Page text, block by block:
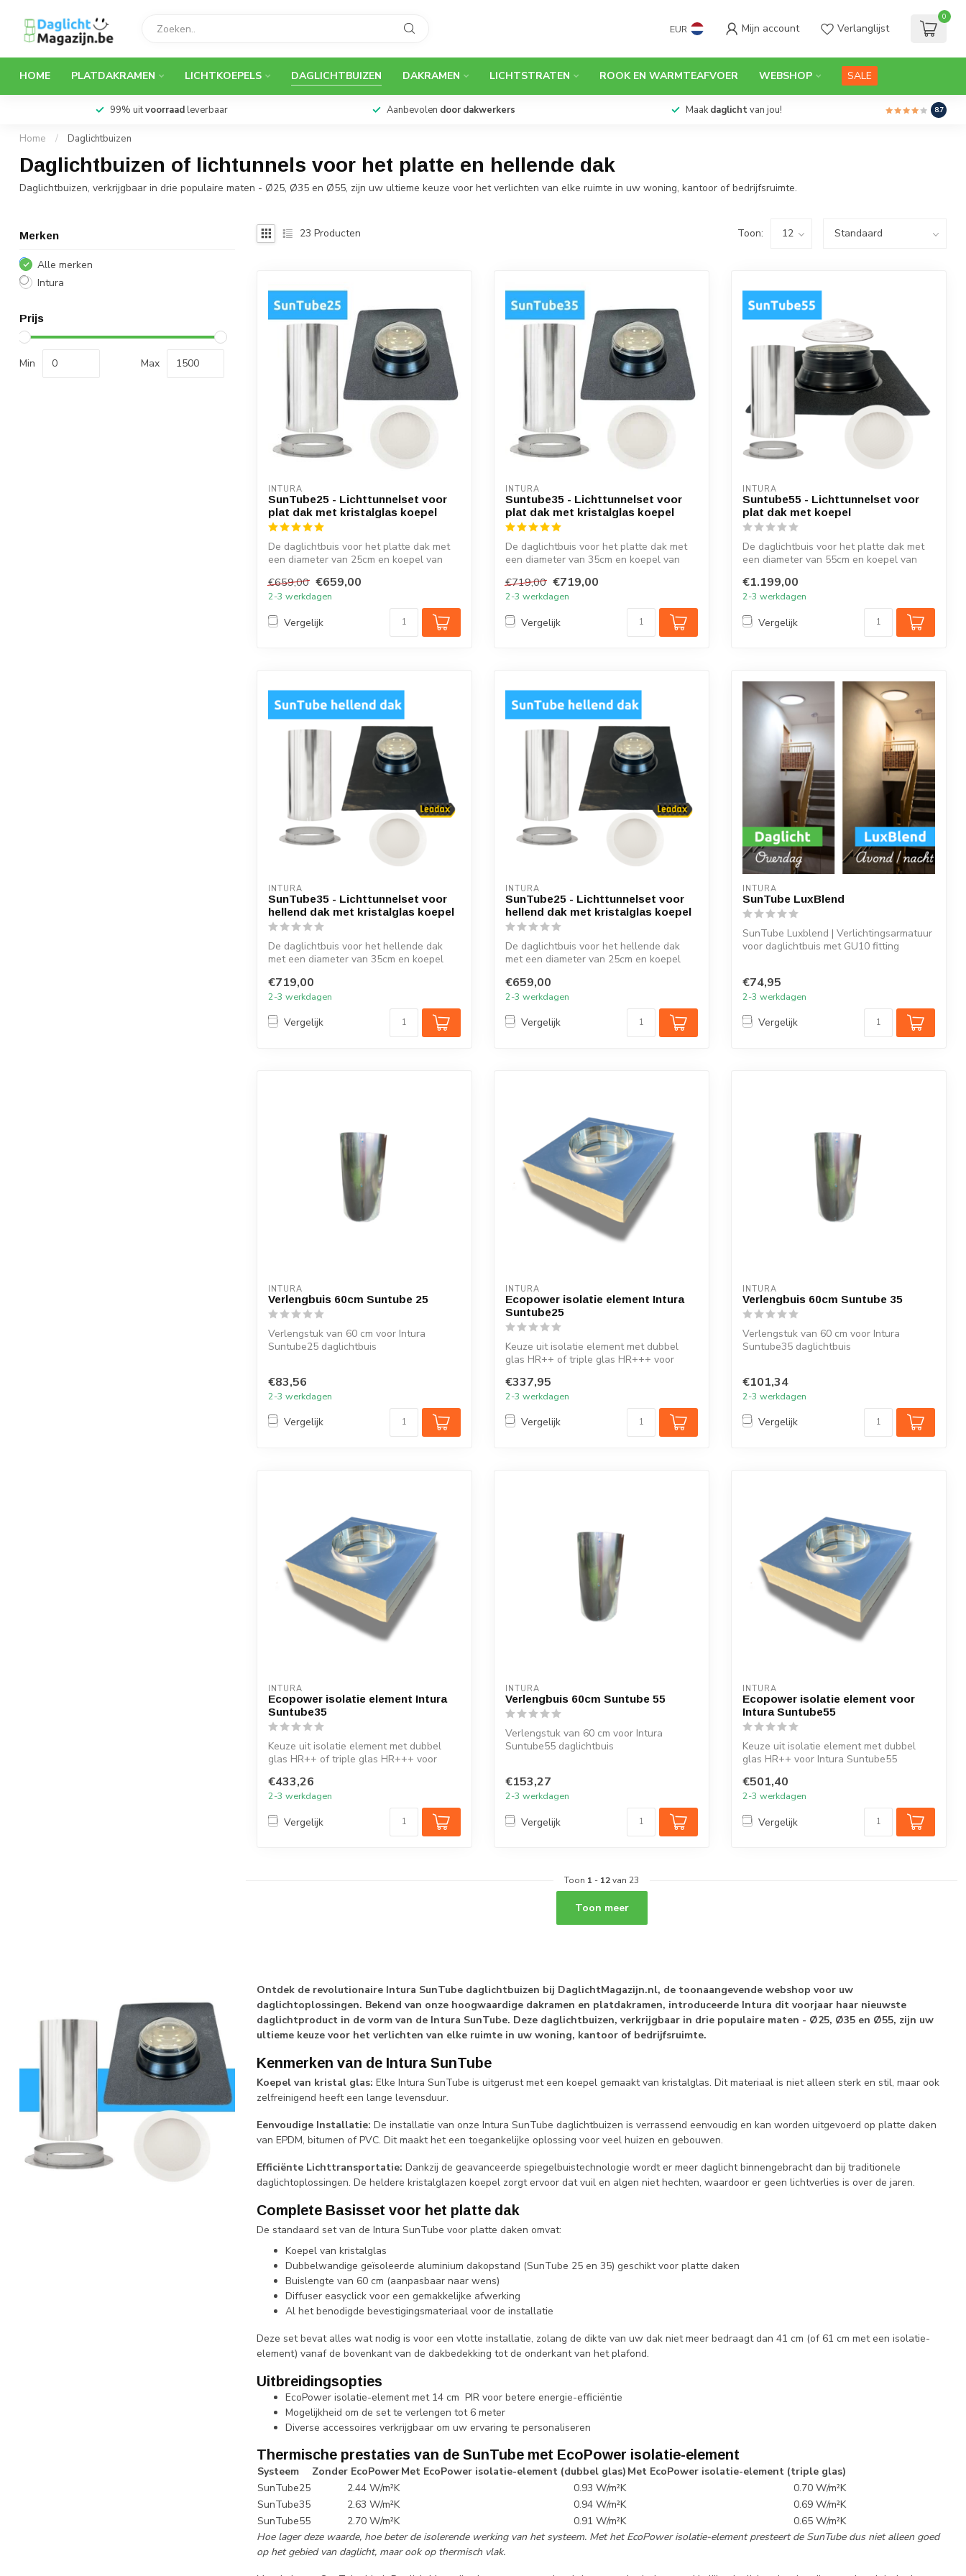
EUR Mijn account Verlanglijst
0
HOME PLATDAKRAMEN LICHTKOEPELS DAGLICHTBUIZEN DAKRAMEN LICHTSTRATEN ROOK EN WARMTEAFVOER WEBSHOP SALE
99% uitvoorraadleverbaar Aanbevolen door dakwerkers Maakdaglichtvan jou! 8.7
Home / Daglichtbuizen
Daglichtbuizen of lichtunnels voor het platte en hellende dak
Daglichtbuizen, verkrijgbaar in drie populaire maten - Ø25, Ø35 en Ø55, zijn uw ultieme keuze voor het verlichten van elke ruimte in uw woning, kantoor of bedrijfsruimte.
Merken
Alle merken
Intura
Prijs
Min Max
23 Producten Toon:
INTURA
SunTube25 - Lichttunnelset voor
plat dak met kristalglas koepel
De daglichtbuis voor het platte dak met
een diameter van 25cm en koepel van
€659,00 €659,00
2-3 werkdagen
Vergelijk
INTURA
Suntube35 - Lichttunnelset voor
plat dak met kristalglas koepel
De daglichtbuis voor het platte dak met
een diameter van 35cm en koepel van
€719,00 €719,00
2-3 werkdagen
Vergelijk
INTURA
Suntube55 - Lichttunnelset voor
plat dak met koepel
De daglichtbuis voor het platte dak met
een diameter van 55cm en koepel van
€1.199,00
2-3 werkdagen
Vergelijk
INTURA
SunTube35 - Lichttunnelset voor
hellend dak met kristalglas koepel
De daglichtbuis voor het hellende dak
met een diameter van 35cm en koepel
€719,00
2-3 werkdagen
Vergelijk
INTURA
SunTube25 - Lichttunnelset voor
hellend dak met kristalglas koepel
De daglichtbuis voor het hellende dak
met een diameter van 25cm en koepel
€659,00
2-3 werkdagen
Vergelijk
INTURA
SunTube LuxBlend
SunTube Luxblend | Verlichtingsarmatuur
voor daglichtbuis met GU10 fitting
€74,95
2-3 werkdagen
Vergelijk
INTURA
Verlengbuis 60cm Suntube 25
Verlengstuk van 60 cm voor Intura
Suntube25 daglichtbuis
€83,56
2-3 werkdagen
Vergelijk
INTURA
Ecopower isolatie element Intura
Suntube25
Keuze uit isolatie element met dubbel
glas HR++ of triple glas HR+++ voor
€337,95
2-3 werkdagen
Vergelijk
INTURA
Verlengbuis 60cm Suntube 35
Verlengstuk van 60 cm voor Intura
Suntube35 daglichtbuis
€101,34
2-3 werkdagen
Vergelijk
INTURA
Ecopower isolatie element Intura
Suntube35
Keuze uit isolatie element met dubbel
glas HR++ of triple glas HR+++ voor
€433,26
2-3 werkdagen
Vergelijk
INTURA
Verlengbuis 60cm Suntube 55
Verlengstuk van 60 cm voor Intura
Suntube55 daglichtbuis
€153,27
2-3 werkdagen
Vergelijk
INTURA
Ecopower isolatie element voor
Intura Suntube55
Keuze uit isolatie element met dubbel
glas HR++ voor Intura Suntube55
€501,40
2-3 werkdagen
Vergelijk
Toon 1 - 12van 23
Toon meer
Ontdek de revolutionaire Intura SunTube daglichtbuizen bij DaglichtMagazijn.nl, de toonaangevende webshop voor uw
daglichtoplossingen. Bekend van onze hoogwaardige dakramen en platdakramen, introduceerde Intura dit voorjaar haar nieuwste
daglichtproduct in de vorm van de Intura SunTube. Deze daglichtbuizen, verkrijgbaar in drie populaire maten - Ø25, Ø35 en Ø55, zijn uw
ultieme keuze voor het verlichten van elke ruimte in uw woning, kantoor of bedrijfsruimte.
Kenmerken van de Intura SunTube
Koepel van kristal glas: Elke Intura SunTube is uitgerust met een koepel gemaakt van kristalglas. Dit materiaal is niet alleen sterk en stil, maar ook
zelfreinigend heeft een lange levensduur.
Eenvoudige Installatie: De installatie van onze Intura SunTube daglichtbuizen is verrassend eenvoudig en kan worden uitgevoerd op platte daken
van EPDM, bitumen of PVC. Dit maakt het een toegankelijke oplossing voor veel huizen en gebouwen.
Efficiënte Lichttransportatie: Dankzij de geavanceerde spiegelbuistechnologie wordt er meer daglicht binnengebracht dan bij traditionele
daglichtoplossingen. De heldere kristalglazen koepel zorgt ervoor dat vuil en algen niet hechten, waardoor er geen lichtverlies is over de jaren.
Complete Basisset voor het platte dak
De standaard set van de Intura SunTube voor platte daken omvat:
Koepel van kristalglas
Dubbelwandige geïsoleerde aluminium dakopstand (SunTube 25 en 35) geschikt voor platte daken
Buislengte van 60 cm (aanpasbaar naar wens)
Diffuser easyclick voor een gemakkelijke afwerking
Al het benodigde bevestigingsmateriaal voor de installatie
Deze set bevat alles wat nodig is voor een vlotte installatie, zolang de dikte van uw dak niet meer bedraagt dan 41 cm (of 61 cm met een isolatie-
element) vanaf de bovenkant van de dakbedekking tot de onderkant van het plafond.
Uitbreidingsopties
EcoPower isolatie-element met 14 cm PIR voor betere energie-efficiëntie
Mogelijkheid om de set te verlengen tot 6 meter
Diverse accessoires verkrijgbaar om uw ervaring te personaliseren
Thermische prestaties van de SunTube met EcoPower isolatie-element
Systeem Zonder EcoPowerMet EcoPower isolatie-element (dubbel glas) Met EcoPower isolatie-element (triple glas)
SunTube25
2.44 W/m²K 0.93 W/m²K
0.70 W/m²K
SunTube35
2.63 W/m²K 0.94 W/m²K
0.69 W/m²K
SunTube55
2.70 W/m²K 0.91 W/m²K
0.65 W/m²K
Hoe lager deze waarde, hoe beter de isolerende werking van het systeem. Met het EcoPower isolatie-element presteert de SunTube dus niet alleen goed
op het gebied van daglicht, maar ook op thermisch vlak.